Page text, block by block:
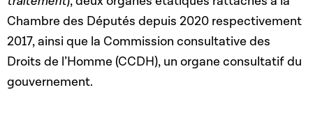
Chambre des Députés depuis 2020 respectivement
2017, ainsi que la Commission consultative des
Droits de l’Homme (CCDH), un organe consultatif du
gouvernement.